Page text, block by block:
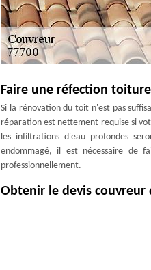
Faire une réfection
Si la rénovation du toit n'est pas
réparation est nettement requise si
les infiltrations d'eau profondes
endommagé, il est nécessaire de
professionnellement.
Obtenir le devis couvreur